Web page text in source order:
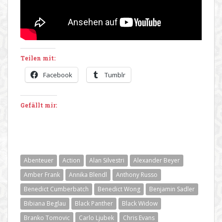
Teilen mit:
Facebook Tumblr
Gefällt mir:
Abenteuer Action Alan Silvestri
Alexander Beyer
Amber Frank
Annika Blendl
Anthony Russo
Benedict Cumberbatch
Benedict Wong
Benjamin Sadler
Bibiana Beglau
Black Panther
Black Widow
Branko Tomovic
Carlo Ljubek
Chris Evans